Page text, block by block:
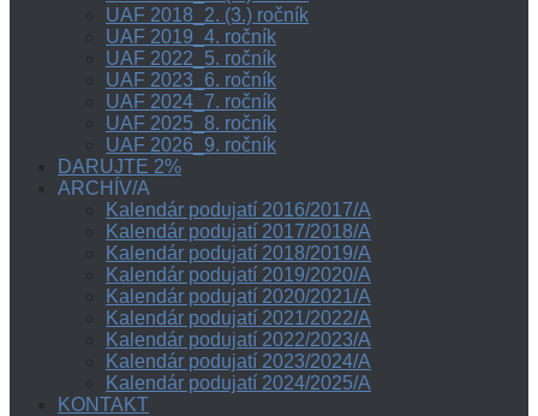
UAF 2018_2. (3.) ročník
UAF 2019_4. ročník
UAF 2022_5. ročník
UAF 2023_6. ročník
UAF 2024_7. ročník
UAF 2025_8. ročník
UAF 2026_9. ročník
DARUJTE 2%
ARCHÍV/A
Kalendár podujatí 2016/2017/A
Kalendár podujatí 2017/2018/A
Kalendár podujatí 2018/2019/A
Kalendár podujatí 2019/2020/A
Kalendár podujatí 2020/2021/A
Kalendár podujatí 2021/2022/A
Kalendár podujatí 2022/2023/A
Kalendár podujatí 2023/2024/A
Kalendár podujatí 2024/2025/A
KONTAKT